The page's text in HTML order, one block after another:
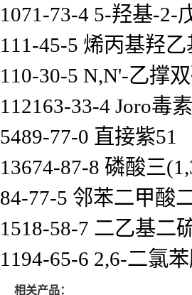
1071-73-4 5-羟基-2-
111-45-5 烯丙基羟乙
110-30-5 N,N'-乙撑
112163-33-4 Joro毒素
5489-77-0 直接紫51
13674-87-8 磷酸三
84-77-5 邻苯二甲酸
1518-58-7 二乙基二
1194-65-6 2,6-二氯
相关产品：